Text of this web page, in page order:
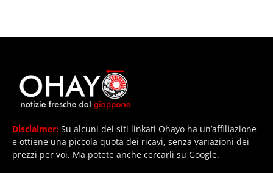
Disclaimer: Su alcuni dei siti linkati Ohayo ha un’affiliazione
e ottiene una piccola quota dei ricavi, senza variazioni dei
prezzi per voi. Ma potete anche cercarli su Google.